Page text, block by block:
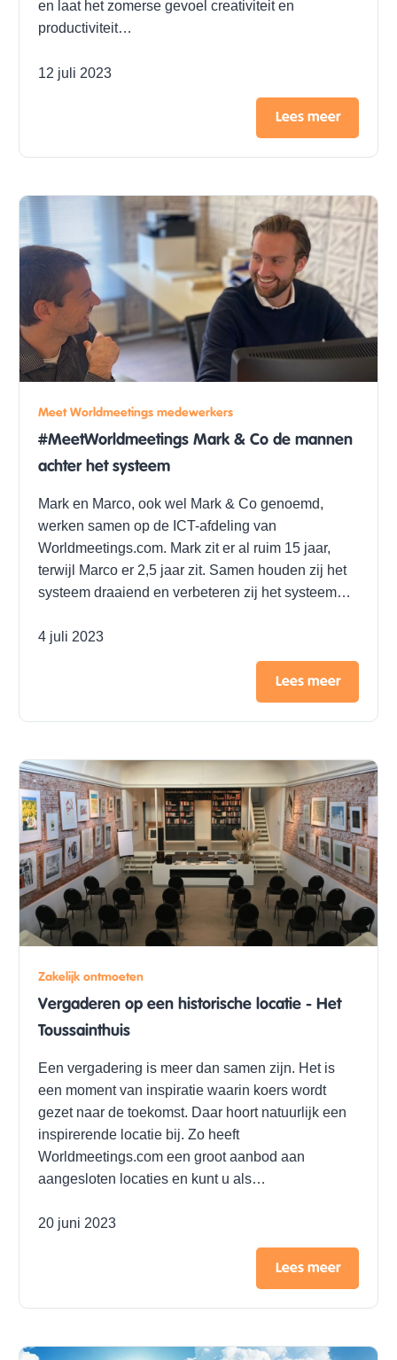
en laat het zomerse gevoel creativiteit en
productiviteit…
12 juli 2023
Lees meer
Meet Worldmeetings medewerkers
#MeetWorldmeetings Mark & Co de mannen
achter het systeem
Mark en Marco, ook wel Mark & Co genoemd,
werken samen op de ICT-afdeling van
Worldmeetings.com. Mark zit er al ruim 15 jaar,
terwijl Marco er 2,5 jaar zit. Samen houden zij het
systeem draaiend en verbeteren zij het systeem…
4 juli 2023
Lees meer
Zakelijk ontmoeten
Vergaderen op een historische locatie - Het
Toussainthuis
Een vergadering is meer dan samen zijn. Het is
een moment van inspiratie waarin koers wordt
gezet naar de toekomst. Daar hoort natuurlijk een
inspirerende locatie bij. Zo heeft
Worldmeetings.com een groot aanbod aan
aangesloten locaties en kunt u als…
20 juni 2023
Lees meer